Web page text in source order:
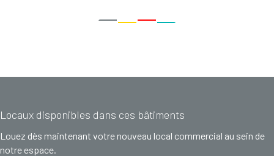
Locaux disponibles dans ces bâtiments
Louez dès maintenant votre nouveau local commercial au sein de
notre espace.